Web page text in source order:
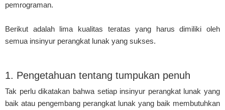
pemrograman.
Berikut adalah lima kualitas teratas yang harus dimiliki oleh
semua insinyur perangkat lunak yang sukses.
1. Pengetahuan tentang tumpukan penuh
Tak perlu dikatakan bahwa setiap insinyur perangkat lunak yang
baik atau pengembang perangkat lunak yang baik membutuhkan